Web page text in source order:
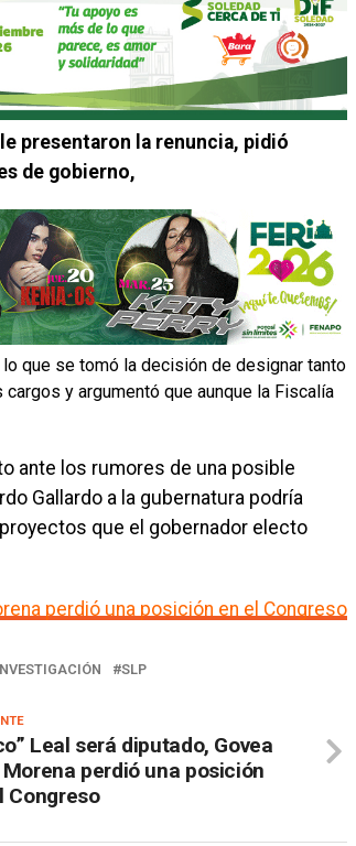
presentaron la renuncia, pidió
de gobierno,
que se tomó la decisión de designar tanto
y argumentó que aunque la Fiscalía
ante los rumores de una posible
Gallardo a la gubernatura podría
que el gobernador electo
perdió una posición en el Congreso
SLP
Leal será diputado, Govea
Morena perdió una posición
Congreso